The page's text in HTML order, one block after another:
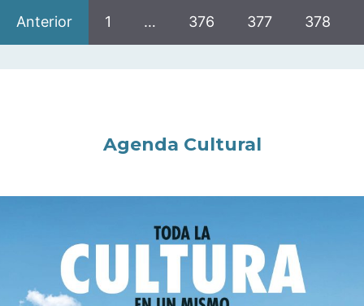
Anterior 1 … 376 377 378
Agenda Cultural